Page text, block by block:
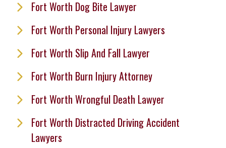
Fort Worth Dog Bite Lawyer
Fort Worth Personal Injury Lawyers
Fort Worth Slip And Fall Lawyer
Fort Worth Burn Injury Attorney
Fort Worth Wrongful Death Lawyer
Fort Worth Distracted Driving Accident
Lawyers